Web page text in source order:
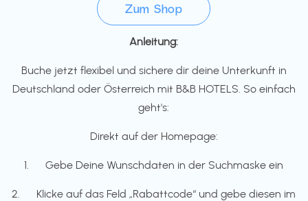
Zum Shop
Anleitung:
Buche jetzt flexibel und sichere dir deine Unterkunft in
Deutschland oder Österreich mit B&B HOTELS. So einfach
geht's:
Direkt auf der Homepage:
1. Gebe Deine Wunschdaten in der Suchmaske ein
2. Klicke auf das Feld „Rabattcode“ und gebe diesen im